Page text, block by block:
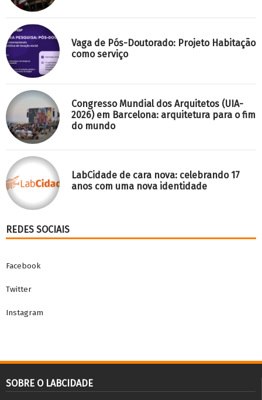
Vaga de Pós-Doutorado: Projeto Habitação
como serviço
Congresso Mundial dos Arquitetos (UIA-
2026) em Barcelona: arquitetura para o fim
do mundo
LabCidade de cara nova: celebrando 17
anos com uma nova identidade
REDES SOCIAIS
Facebook
Twitter
Instagram
SOBRE O LABCIDADE